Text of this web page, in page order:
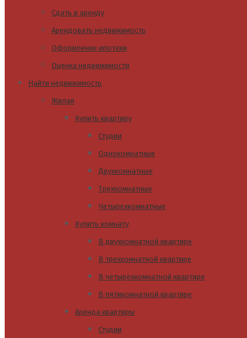
Сдать в аренду
Арендовать недвижимость
Оформление ипотеки
Оценка недвижимости
Найти недвижимость
Жилая
Купить квартиру
Студии
Однокомнатные
Двухкомнатные
Трехкомнатные
Четырехкомнатные
Купить комнату
В двухкомнатной квартире
В трехкомнатной квартире
В четырехкомнатной квартире
В пятикомнатной квартире
Аренда квартиры
Студии